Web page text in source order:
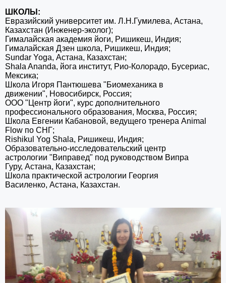
ШКОЛЫ:
Евразийский университет им. Л.Н.Гумилева, Астана,
Казахстан (Инженер-эколог);
Гималайская академия йоги, Ришикеш, Индия;
Гималайская Дзен школа, Ришикеш, Индия;
Sundar Yoga, Астана, Казахстан;
Shala Ananda, йога институт, Рио-Колорадо, Бусериас,
Мексика;
Школа Игоря Пантюшева "Биомеханика в
движении", Новосибирск, Россия;
ООО "Центр йоги", курс дополнительного
профессионального образования, Москва, Россия;
Школа Евгении Кабановой, ведущего тренера Animal
Flow по СНГ;
Rishikul Yog Shala, Ришикеш, Индия;
Образовательно-исследовательский центр
астрологии "Виправед" под руководством Випра
Гуру, Астана, Казахстан;
Школа практической астрологии Георгия
Василенко, Астана, Казахстан.